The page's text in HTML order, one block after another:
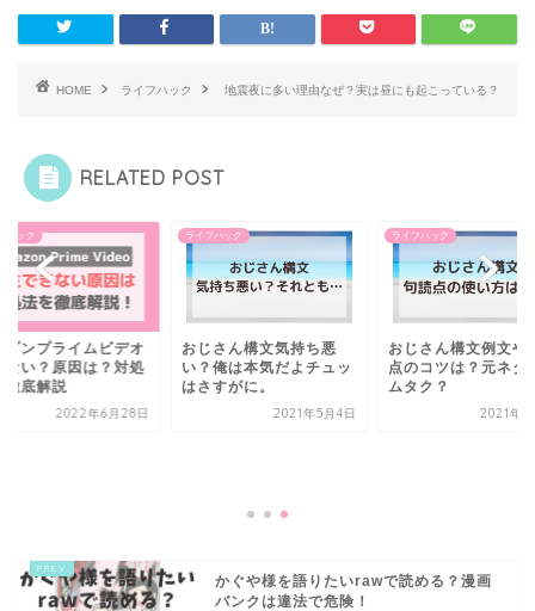
HOME ライフハック 地震夜に多い理由なぜ？実は昼にも起こっている？
RELATED POST
ハック
ゾンプライムビデオ
ない？原因は？対処
徹底解説
2022年6月28日
ライフハック
おじさん構文気持ち悪
い？俺は本気だよチュッ
はさすがに。
2021年5月4日
ライフハック
おじさん構文例文や
点のコツは？元ネタ
ムタク？
2021年5
かぐや様を語りたいrawで読める？漫画
バンクは違法で危険！